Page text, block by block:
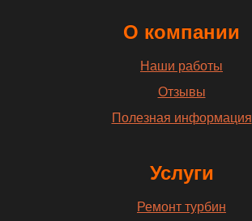
О компании
Наши работы
Отзывы
Полезная информация
Услуги
Ремонт турбин